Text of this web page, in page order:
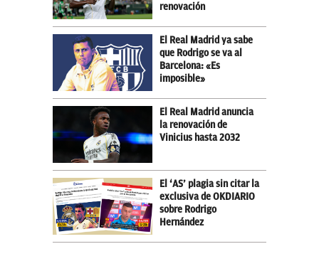
renovación
El Real Madrid ya sabe
que Rodrigo se va al
Barcelona: «Es
imposible»
El Real Madrid anuncia
la renovación de
Vinicius hasta 2032
El ‘AS’ plagia sin citar la
exclusiva de OKDIARIO
sobre Rodrigo
Hernández